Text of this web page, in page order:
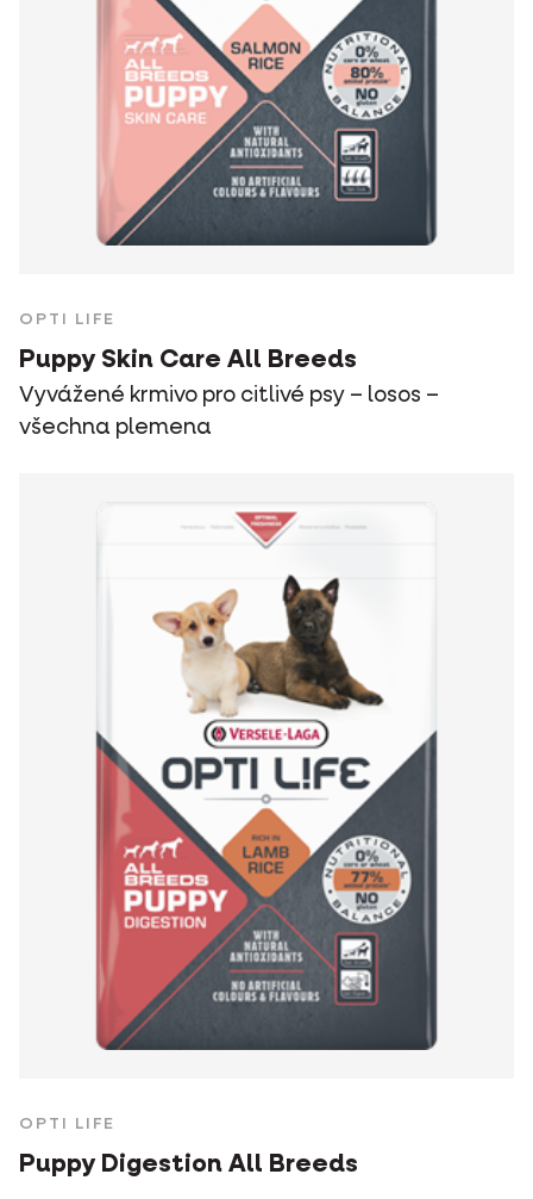
OPTI LIFE
Puppy Skin Care All Breeds
Vyvážené krmivo pro citlivé psy – losos –
všechna plemena
OPTI LIFE
Puppy Digestion All Breeds